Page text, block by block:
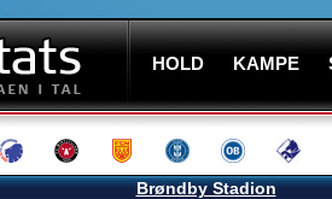
HOLD KAMPE
Brøndby Stadion